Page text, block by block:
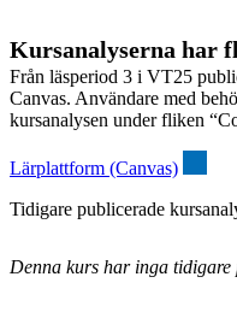
Kursanalyserna har
Från läsperiod 3 i VT25
Canvas. Användare med
kursanalysen under fliken
Lärplattform (Canvas)
Tidigare publicerade
Denna kurs har inga tidigare